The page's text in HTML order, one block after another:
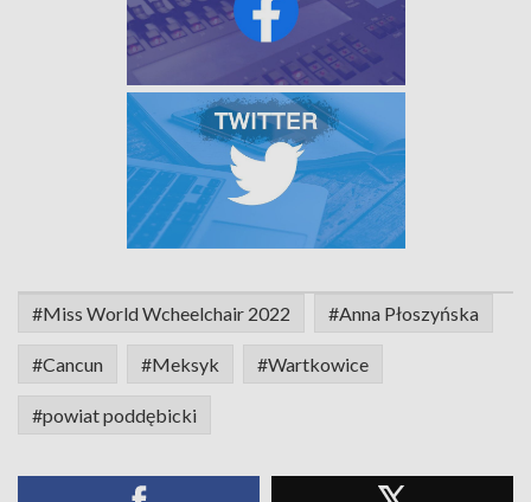
#Miss World Wcheelchair 2022 #Anna Płoszyńska
#Cancun #Meksyk #Wartkowice
#powiat poddębicki